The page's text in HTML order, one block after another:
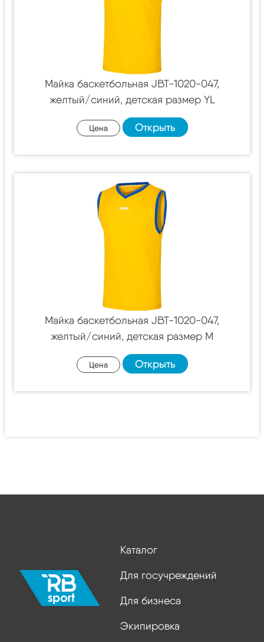
Майка баскетбольная JBT-1020-047,
желтый/синий, детская размер YL
Цена Открыть
Майка баскетбольная JBT-1020-047,
желтый/синий, детская размер M
Цена Открыть
Каталог
Для госучреждений
Для бизнеса
Экипировка